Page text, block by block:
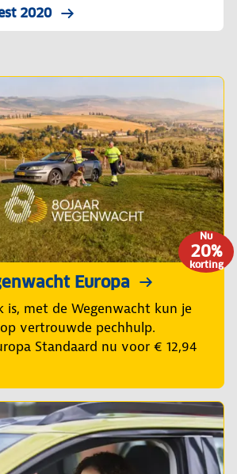
2020
Nu
20%
korting
Europa
is, met de Wegenwacht kun je
vertrouwde pechhulp.
Standaard nu voor € 12,94